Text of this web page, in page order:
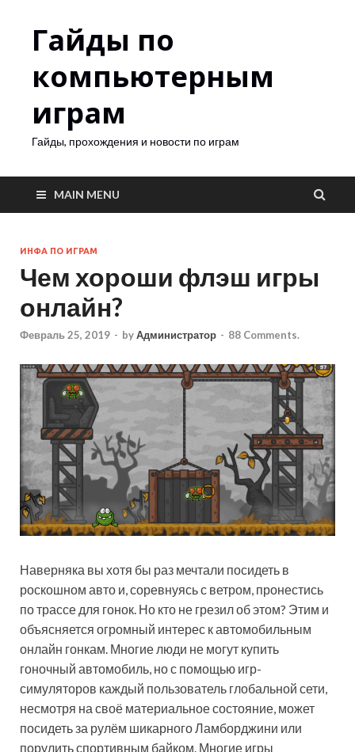
Гайды по
компьютерным
играм
Гайды, прохождения и новости по играм
MAIN MENU
ИНФА ПО ИГРАМ
Чем хороши флэш игры
онлайн?
Февраль 25, 2019 - byАдминистратор - 88 Comments.
Наверняка вы хотя бы раз мечтали посидеть в
роскошном авто и, соревнуясь с ветром, пронестись
по трассе для гонок. Но кто не грезил об этом? Этим и
объясняется огромный интерес к автомобильным
онлайн гонкам. Многие люди не могут купить
гоночный автомобиль, но с помощью игр-
симуляторов каждый пользователь глобальной сети,
несмотря на своё материальное состояние, может
посидеть за рулём шикарного Ламборджини или
порулить спортивным байком. Многие игры